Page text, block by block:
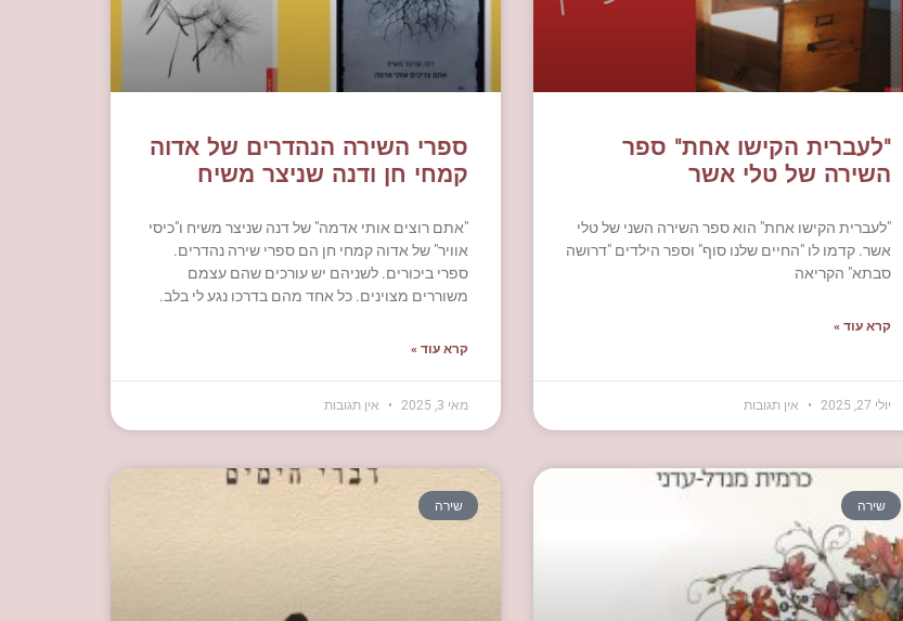
"לעברית הקישו אחת" ספר
השירה של טלי אשר
"לעברית הקישו אחת" הוא ספר השירה השני של טלי
אשר. קדמו לו "החיים שלנו סוף" וספר הילדים "דרושה
סבתא" הקריאה
קרא עוד »
יולי 27, 2025 אין תגובות
ספרי השירה הנהדרים של אדוה
קמחי חן ודנה שניצר משיח
"אתם רוצים אותי אדמה" של דנה שניצר משיח ו"כיסי
אוויר" של אדוה קמחי חן הם ספרי שירה נהדרים.
ספרי ביכורים. לשניהם יש עורכים שהם עצמם
משוררים מצוינים. כל אחד מהם בדרכו נגע לי בלב.
קרא עוד »
מאי 3, 2025 אין תגובות
שירה שירה